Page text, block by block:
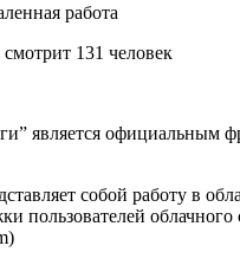
работа
смотрит 131 человек
является официальным
собой работу в
пользователей облачного